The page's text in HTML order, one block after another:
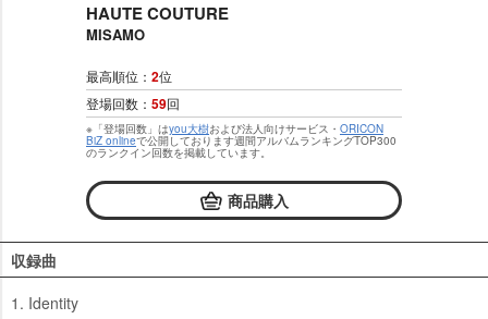
HAUTE COUTURE
MISAMO
最高順位： 2位
登場回数： 59回
※「登場回数」はyou大樹および法人向けサービス・ ORICON
BiZ onlineで公開しております週間アルバムランキングTOP300
のランクイン回数を掲載しています。
商品購入
収録曲
1. Identity